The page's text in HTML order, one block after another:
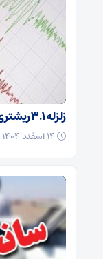
زلزله ۳.۱ ریشتری گوریه خوزستان را لرزاند